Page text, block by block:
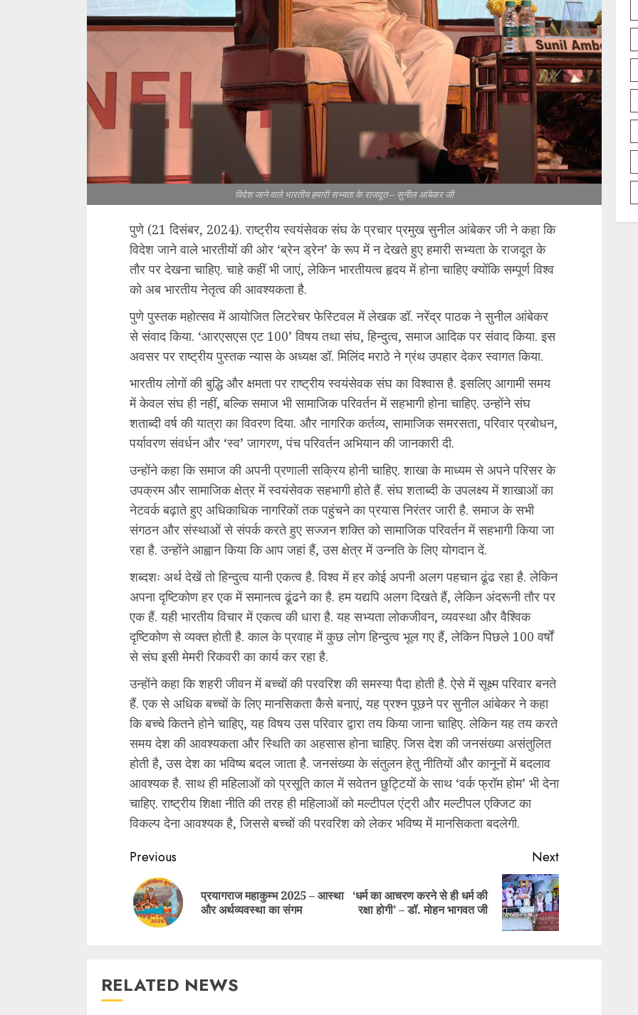
विदेश जाने वाले भारतीय हमारी सभ्यता के राजदूत – सुनील आंबेकर जी
पुणे (21 दिसंबर, 2024). राष्ट्रीय स्वयंसेवक संघ के प्रचार प्रमुख सुनील आंबेकर जी ने कहा कि
विदेश जाने वाले भारतीयों की ओर ‘ब्रेन ड्रेन’ के रूप में न देखते हुए हमारी सभ्यता के राजदूत के
तौर पर देखना चाहिए. चाहे कहीं भी जाएं, लेकिन भारतीयत्व हृदय में होना चाहिए क्योंकि सम्पूर्ण विश्व
को अब भारतीय नेतृत्व की आवश्यकता है.
पुणे पुस्तक महोत्सव में आयोजित लिटरेचर फेस्टिवल में लेखक डॉ. नरेंद्र पाठक ने सुनील आंबेकर
से संवाद किया. ‘आरएसएस एट 100’ विषय तथा संघ, हिन्दुत्व, समाज आदिक पर संवाद किया. इस
अवसर पर राष्ट्रीय पुस्तक न्यास के अध्यक्ष डॉ. मिलिंद मराठे ने ग्रंथ उपहार देकर स्वागत किया.
भारतीय लोगों की बुद्धि और क्षमता पर राष्ट्रीय स्वयंसेवक संघ का विश्वास है. इसलिए आगामी समय
में केवल संघ ही नहीं, बल्कि समाज भी सामाजिक परिवर्तन में सहभागी होना चाहिए. उन्होंने संघ
शताब्दी वर्ष की यात्रा का विवरण दिया. और नागरिक कर्तव्य, सामाजिक समरसता, परिवार प्रबोधन,
पर्यावरण संवर्धन और ‘स्व’ जागरण, पंच परिवर्तन अभियान की जानकारी दी.
उन्होंने कहा कि समाज की अपनी प्रणाली सक्रिय होनी चाहिए. शाखा के माध्यम से अपने परिसर के
उपक्रम और सामाजिक क्षेत्र में स्वयंसेवक सहभागी होते हैं. संघ शताब्दी के उपलक्ष्य में शाखाओं का
नेटवर्क बढ़ाते हुए अधिकाधिक नागरिकों तक पहुंचने का प्रयास निरंतर जारी है. समाज के सभी
संगठन और संस्थाओं से संपर्क करते हुए सज्जन शक्ति को सामाजिक परिवर्तन में सहभागी किया जा
रहा है. उन्होंने आह्वान किया कि आप जहां हैं, उस क्षेत्र में उन्नति के लिए योगदान दें.
शब्दशः अर्थ देखें तो हिन्दुत्व यानी एकत्व है. विश्व में हर कोई अपनी अलग पहचान ढूंढ रहा है. लेकिन
अपना दृष्टिकोण हर एक में समानत्व ढूंढने का है. हम यद्यपि अलग दिखते हैं, लेकिन अंदरूनी तौर पर
एक हैं. यही भारतीय विचार में एकत्व की धारा है. यह सभ्यता लोकजीवन, व्यवस्था और वैश्विक
दृष्टिकोण से व्यक्त होती है. काल के प्रवाह में कुछ लोग हिन्दुत्व भूल गए हैं, लेकिन पिछले 100 वर्षों
से संघ इसी मेमरी रिकवरी का कार्य कर रहा है.
उन्होंने कहा कि शहरी जीवन में बच्चों की परवरिश की समस्या पैदा होती है. ऐसे में सूक्ष्म परिवार बनते
हैं. एक से अधिक बच्चों के लिए मानसिकता कैसे बनाएं, यह प्रश्न पूछने पर सुनील आंबेकर ने कहा
कि बच्चे कितने होने चाहिए, यह विषय उस परिवार द्वारा तय किया जाना चाहिए. लेकिन यह तय करते
समय देश की आवश्यकता और स्थिति का अहसास होना चाहिए. जिस देश की जनसंख्या असंतुलित
होती है, उस देश का भविष्य बदल जाता है. जनसंख्या के संतुलन हेतु नीतियों और कानूनों में बदलाव
आवश्यक है. साथ ही महिलाओं को प्रसूति काल में सवेतन छुट्टियों के साथ ‘वर्क फ्रॉम होम’ भी देना
चाहिए. राष्ट्रीय शिक्षा नीति की तरह ही महिलाओं को मल्टीपल एंट्री और मल्टीपल एक्जिट का
विकल्प देना आवश्यक है, जिससे बच्चों की परवरिश को लेकर भविष्य में मानसिकता बदलेगी.
Continue
Reading
Previous
Previous
post:
प्रयागराज महाकुम्भ 2025 – आस्था
और अर्थव्यवस्था का संगम
Next
Next
post:
‘धर्म का आचरण करने से ही धर्म की
रक्षा होगी’ – डॉ. मोहन भागवत जी
RELATED NEWS